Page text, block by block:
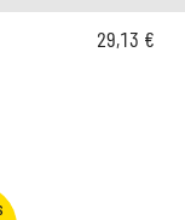
29,13 €